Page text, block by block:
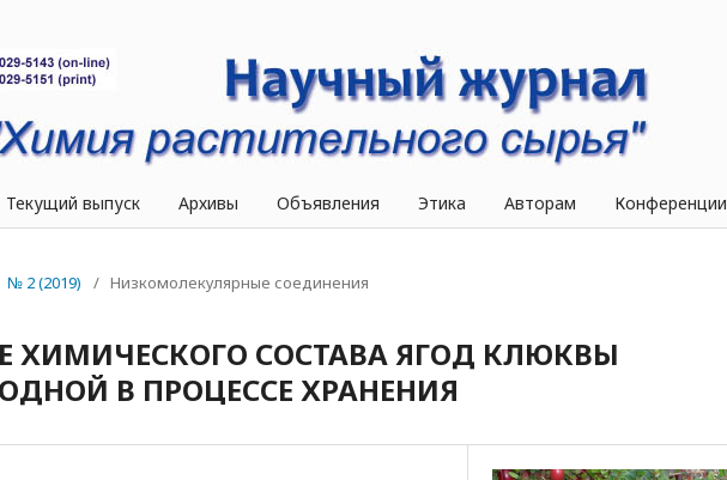
Текущий выпуск Архивы Объявления Этика Авторам Конференции
№ 2 (2019) / Низкомолекулярные соединения
ХИМИЧЕСКОГО СОСТАВА ЯГОД КЛЮКВЫ
В ПРОЦЕССЕ ХРАНЕНИЯ